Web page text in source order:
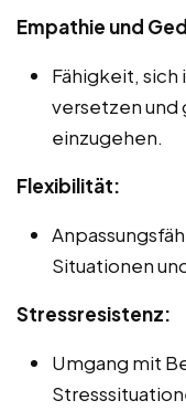
Empathie und
Fähigkeit, sich
versetzen und
einzugehen.
Flexibilität:
Situationen
Stressresistenz:
Umgang mit